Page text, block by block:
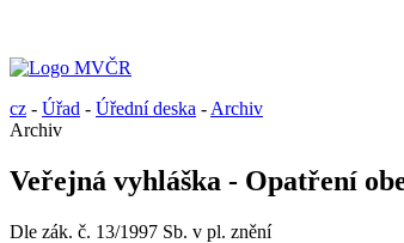
cz - Úřad - Úřední deska - Archiv
Archiv
Veřejná vyhláška - Opatření
Dle zák. č. 13/1997 Sb. v pl. znění